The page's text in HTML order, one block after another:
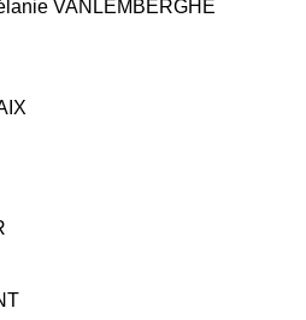
VANLEMBERGHE